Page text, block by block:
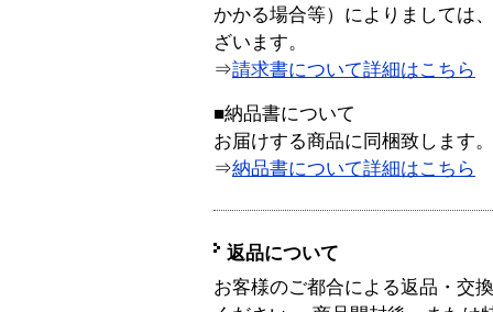
かかる場合等）によりましては
ざいます。
⇒請求書について詳細はこちら
■納品書について
お届けする商品に同梱致します。
⇒納品書について詳細はこちら
返品について
お客様のご都合による返品・交